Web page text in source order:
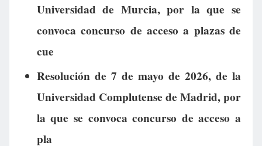
Universidad de Murcia, por la que se
convoca concurso de acceso a plazas de
cue
Resolución de 7 de mayo de 2026, de la
Universidad Complutense de Madrid, por
la que se convoca concurso de acceso a
pla